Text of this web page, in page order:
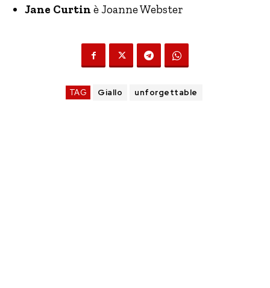
Jane Curtin è Joanne Webster
TAG Giallo unforgettable